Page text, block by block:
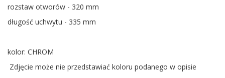
rozstaw otworów - 320 mm
długość uchwytu - 335 mm
kolor: CHROM
Zdjęcie może nie przedstawiać koloru podanego w opisie